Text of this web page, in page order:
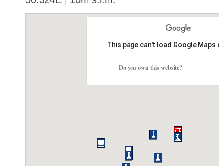
This page can't load Google
Do you own this website?